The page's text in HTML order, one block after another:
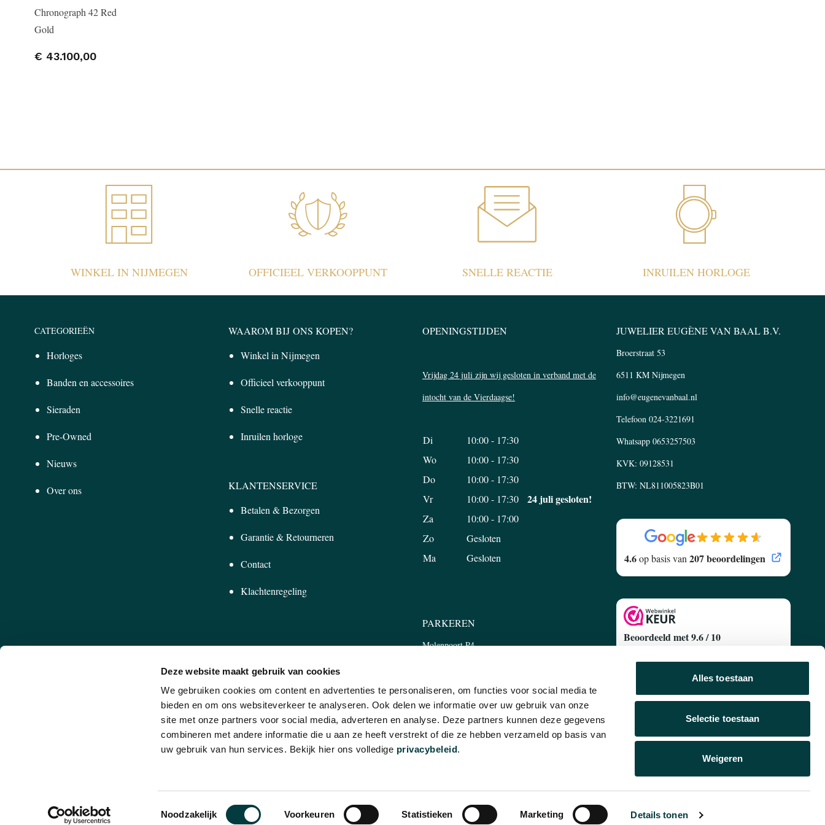
Deze website maakt gebruik van cookies
We gebruiken cookies om content en advertenties te personaliseren, om functies voor social media te
bieden en om ons websiteverkeer te analyseren. Ook delen we informatie over uw gebruik van onze
site met onze partners voor social media, adverteren en analyse. Deze partners kunnen deze gegevens
combineren met andere informatie die u aan ze heeft verstrekt of die ze hebben verzameld op basis van
uw gebruik van hun services. Bekijk hier ons volledige privacybeleid.
Toestemmingsselectie
Noodzakelijk Voorkeuren Statistieken Marketing Details tonen
Alles toestaan
Selectie toestaan
Weigeren
Chronograph 42 Red
Gold
€ 43.100,00
WINKEL IN NIJMEGEN OFFICIEEL VERKOOPPUNT SNELLE REACTIE INRUILEN HORLOGE
CATEGORIEËN
Horloges
Banden en accessoires
Sieraden
Pre-Owned
Nieuws
Over ons
WAAROM BIJ ONS KOPEN?
Winkel in Nijmegen
Officieel verkooppunt
Snelle reactie
Inruilen horloge
KLANTENSERVICE
Betalen & Bezorgen
Garantie & Retourneren
Contact
Klachtenregeling
OPENINGSTIJDEN
Vrijdag 24 juli zijn wij gesloten in verband met de
intocht van de Vierdaagse!
Di
10:00 - 17:30
Wo
10:00 - 17:30
Do
10:00 - 17:30
Vr
10:00 - 17:30 24 juli gesloten!
Za
10:00 - 17:00
Zo
Gesloten
Ma
Gesloten
PARKEREN
Molenpoort P4
JUWELIER EUGÈNE VAN BAAL B.V.
Broerstraat 53
6511 KM Nijmegen
info@eugenevanbaal.nl
Telefoon 024-3221691
Whatsapp 0653257503
KVK: 09128531
BTW: NL811005823B01
4.6op basis van207 beoordelingen
Beoordeeld met 9.6 / 10
Gebaseerd op627 Klantenreviews
SCHRIJF JE IN VOOR ONZE NIEUWSBRIEF
NIEUWSBRIEF E-mailadres
INSCHRIJVEN Volg ons
Algemene voorwaarden
Privacybeleid
1